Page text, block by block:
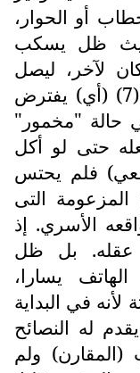
أو الحوار،
ظل يسكب
لآخر، ليصل
عـدد الرشفات (ويسكي) لسبع (7) (أي) يفترض
حالة "مخمور"
حتى لو أكل
فلم يحتس
التى
الأسري. إذ
عقله. بل ظل
يسارا،
لأنه في البداية
له النصائح
(المقارن) ولم